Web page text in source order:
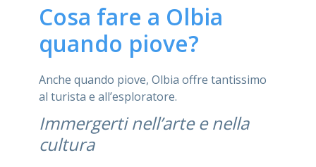
Cosa fare a Olbia
quando piove?
Anche quando piove, Olbia offre tantissimo
al turista e all’esploratore.
Immergerti nell’arte e nella
cultura